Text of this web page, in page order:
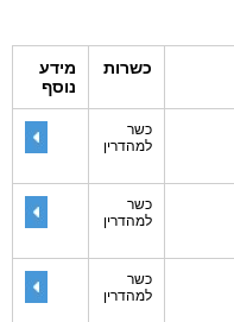
כשרות
מידע
נוסף
כשר
למהדרין
כשר
למהדרין
כשר
למהדרין